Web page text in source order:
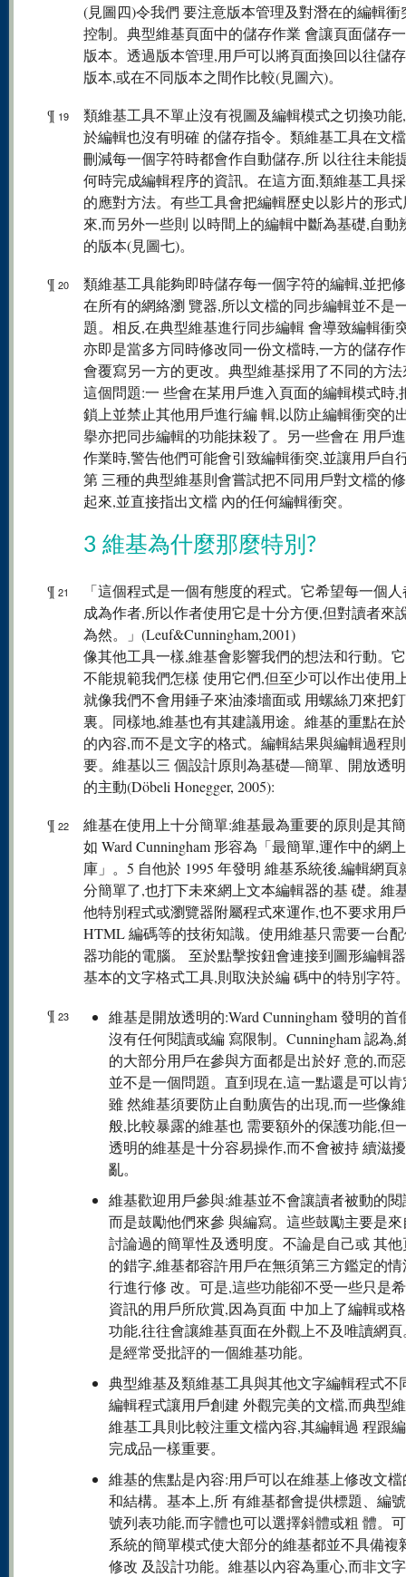
(見圖四)令我們 要注意版本管理及對潛在的編輯衝
控制。典型維基頁面中的儲存作業 會讓頁面儲存
版本。透過版本管理,用戶可以將頁面換回以往儲
版本,或在不同版本之間作比較(見圖六)。
¶ 19
類維基工具不單止沒有視圖及編輯模式之切換功能
於編輯也沒有明確 的儲存指令。類維基工具在文
刪減每一個字符時都會作自動儲存,所 以往往未能
何時完成編輯程序的資訊。在這方面,類維基工具
的應對方法。有些工具會把編輯歷史以影片的形
來,而另外一些則 以時間上的編輯中斷為基礎,自動
的版本(見圖七)。
¶ 20
類維基工具能夠即時儲存每一個字符的編輯,並把
在所有的網絡瀏 覽器,所以文檔的同步編輯並不是
題。相反,在典型維基進行同步編輯 會導致編輯衝
亦即是當多方同時修改同一份文檔時,一方的儲存
會覆寫另一方的更改。典型維基採用了不同的方
這個問題:一 些會在某用戶進入頁面的編輯模式時,
鎖上並禁止其他用戶進行編 輯,以防止編輯衝突的
擧亦把同步編輯的功能抹殺了。另一些會在 用戶
作業時,警告他們可能會引致編輯衝突,並讓用戶自
第 三種的典型維基則會嘗試把不同用戶對文檔的
起來,並直接指出文檔 內的任何編輯衝突。
3 維基為什麼那麼特別?
¶ 21
「這個程式是一個有態度的程式。它希望每一個
成為作者,所以作者使用它是十分方便,但對讀者來
為然。」(Leuf&Cunningham,2001)
像其他工具一樣,維基會影響我們的想法和行動。
不能規範我們怎樣 使用它們,但至少可以作出使用
就像我們不會用錘子來油漆墻面或 用螺絲刀來把
裏。同樣地,維基也有其建議用途。維基的重點在
的內容,而不是文字的格式。編輯結果與編輯過程
要。維基以三 個設計原則為基礎—簡單、開放透
的主動(Döbeli Honegger, 2005):
¶ 22
維基在使用上十分簡單:維基最為重要的原則是其
如 Ward Cunningham 形容為「最簡單,運作中的網
庫」。5 自他於 1995 年發明 維基系統後,編輯網頁
分簡單了,也打下未來網上文本編輯器的基 礎。維
他特別程式或瀏覽器附屬程式來運作,也不要求用
HTML 編碼等的技術知識。使用維基只需要一台
器功能的電腦。 至於點擊按鈕會連接到圖形編輯
基本的文字格式工具,則取決於編 碼中的特別字符
¶ 23
維基是開放透明的:Ward Cunningham 發明的首
沒有任何閱讀或編 寫限制。Cunningham 認為,
的大部分用戶在參與方面都是出於好 意的,而
並不是一個問題。直到現在,這一點還是可以
雖 然維基須要防止自動廣告的出現,而一些像
般,比較暴露的維基也 需要額外的保護功能,但
透明的維基是十分容易操作,而不會被持 續滋
亂。
維基歡迎用戶參與:維基並不會讓讀者被動的
而是鼓勵他們來參 與編寫。這些鼓勵主要是
討論過的簡單性及透明度。不論是自己或 其
的錯字,維基都容許用戶在無須第三方鑑定的
行進行修 改。可是,這些功能卻不受一些只是
資訊的用戶所欣賞,因為頁面 中加上了編輯或
功能,往往會讓維基頁面在外觀上不及唯讀網
是經常受批評的一個維基功能。
典型維基及類維基工具與其他文字編輯程式不
編輯程式讓用戶創建 外觀完美的文檔,而典型
維基工具則比較注重文檔內容,其編輯過 程跟
完成品一樣重要。
維基的焦點是內容:用戶可以在維基上修改文
和結構。基本上,所 有維基都會提供標題、編
號列表功能,而字體也可以選擇斜體或粗 體。
系統的簡單模式使大部分的維基都並不具備複
修改 及設計功能。維基以內容為重心,而非文